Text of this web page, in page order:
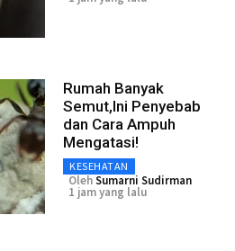
Rumah Banyak
Semut,Ini Penyebab
dan Cara Ampuh
Mengatasi!
KESEHATAN
OlehSumarni Sudirman
1 jam yang lalu